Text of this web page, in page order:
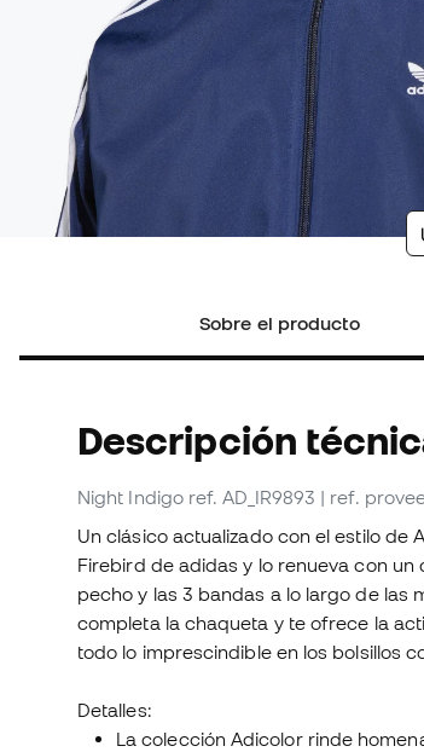
Sobre el producto
Descripción
Night Indigo ref. AD_IR9893 | ref.
Un clásico actualizado con el estilo de
Firebird de adidas y lo renueva con
pecho y las 3 bandas a lo largo de las
completa la chaqueta y te ofrece la
todo lo imprescindible en los bolsillos
Detalles:
La colección Adicolor rinde